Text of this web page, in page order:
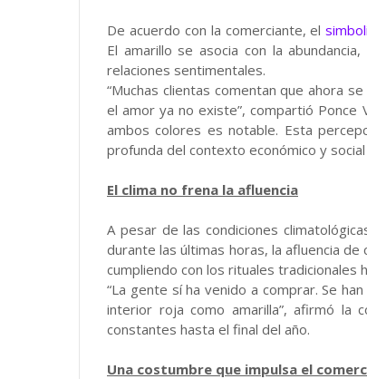
De acuerdo con la comerciante, el
El amarillo se asocia con la
relaciones sentimentales.
“Muchas clientas comentan que ahora
el amor ya no existe”, compartió
ambos colores es notable. Esta
profunda del contexto económico y
El clima no frena la afluencia
A pesar de las condiciones
durante las últimas horas, la afluencia
cumpliendo con los rituales tradicionales
“La gente sí ha venido a comprar. Se
interior roja como amarilla”, afirmó la
constantes hasta el final del año.
Una costumbre que impulsa el